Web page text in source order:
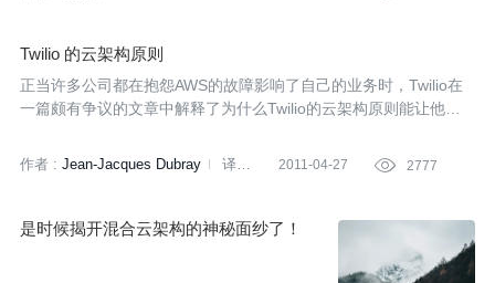
Twilio 的云架构原则
正当许多公司都在抱怨AWS的故障影响了自己的业务时，Twilio在
一篇颇有争议的文章中解释了为什么Twilio的云架构原则能让他们
作者 : Jean-Jacques Dubray
译
2011-04-27  2777
是时候揭开混合云架构的神秘面纱了！